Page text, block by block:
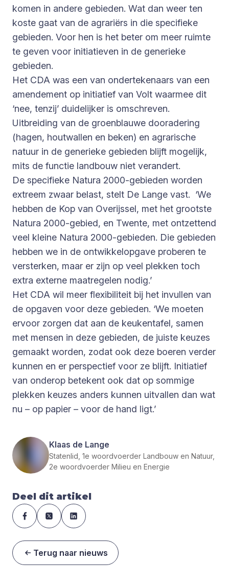
komen in andere gebieden. Wat dan weer ten
koste gaat van de agrariërs in die specifieke
gebieden. Voor hen is het beter om meer ruimte
te geven voor initiatieven in de generieke
gebieden.
Het CDA was een van ondertekenaars van een
amendement op initiatief van Volt waarmee dit
‘nee, tenzij’ duidelijker is omschreven.
Uitbreiding van de groenblauwe dooradering
(hagen, houtwallen en beken) en agrarische
natuur in de generieke gebieden blijft mogelijk,
mits de functie landbouw niet verandert.
De specifieke Natura 2000-gebieden worden
extreem zwaar belast, stelt De Lange vast. ‘We
hebben de Kop van Overijssel, met het grootste
Natura 2000-gebied, en Twente, met ontzettend
veel kleine Natura 2000-gebieden. Die gebieden
hebben we in de ontwikkelopgave proberen te
versterken, maar er zijn op veel plekken toch
extra externe maatregelen nodig.’
Het CDA wil meer flexibiliteit bij het invullen van
de opgaven voor deze gebieden. ‘We moeten
ervoor zorgen dat aan de keukentafel, samen
met mensen in deze gebieden, de juiste keuzes
gemaakt worden, zodat ook deze boeren verder
kunnen en er perspectief voor ze blijft. Initiatief
van onderop betekent ook dat op sommige
plekken keuzes anders kunnen uitvallen dan wat
nu – op papier – voor de hand ligt.’
Klaas de Lange
Statenlid, 1e woordvoerder Landbouw en Natuur,
2e woordvoerder Milieu en Energie
Deel dit artikel
Terug naar nieuws